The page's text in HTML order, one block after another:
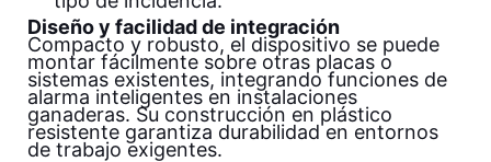
Diseño y facilidad de integración
Compacto y robusto, el dispositivo se puede
montar fácilmente sobre otras placas o
sistemas existentes, integrando funciones de
alarma inteligentes en instalaciones
ganaderas. Su construcción en plástico
resistente garantiza durabilidad en entornos
de trabajo exigentes.